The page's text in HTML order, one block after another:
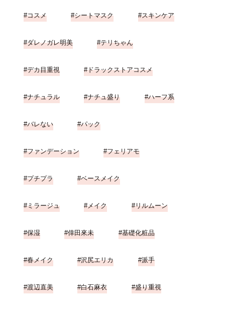
コスメ シートマスク スキンケア
ダレノガレ明美 テリちゃん
デカ目重視 ドラックストアコスメ
ナチュラル ナチュ盛り ハーフ系
バレない パック
ファンデーション フェリアモ
プチプラ ベースメイク
ミラージュ メイク リルムーン
保湿 倖田來未 基礎化粧品
春メイク 沢尻エリカ 派手
渡辺直美 白石麻衣 盛り重視